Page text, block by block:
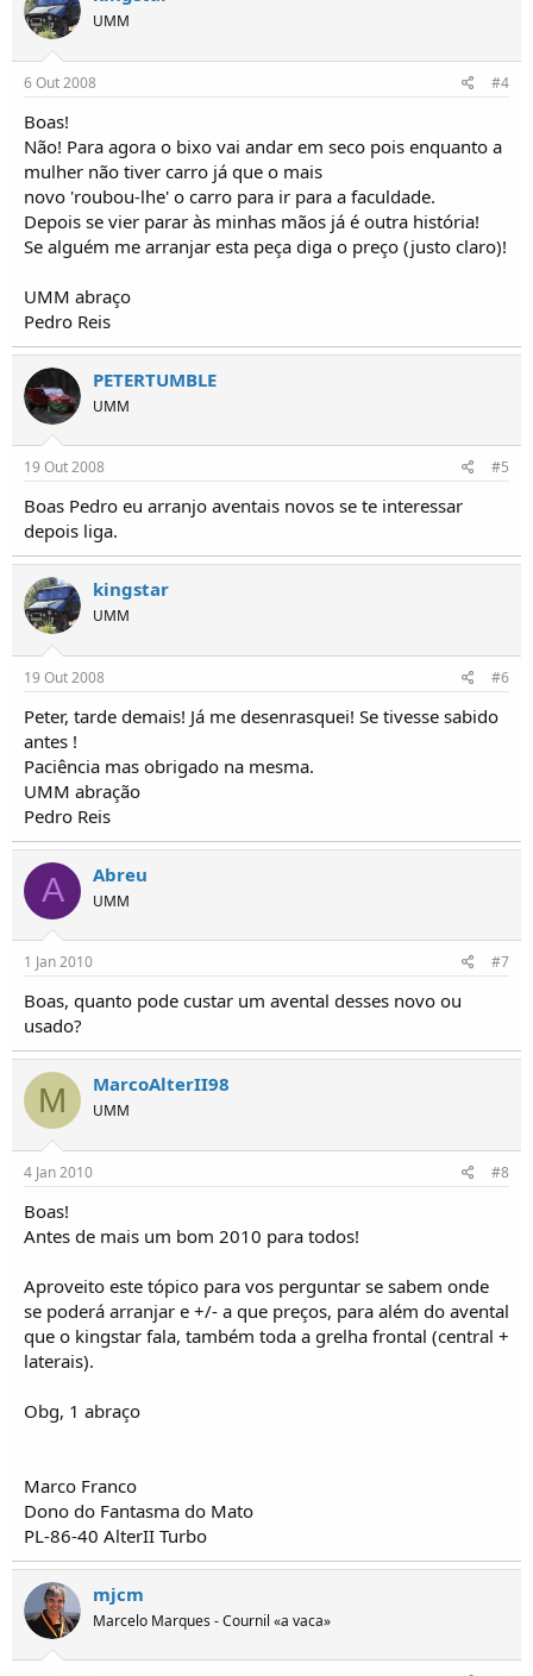
UMM
6 Out 2008 #4
Boas!
Não! Para agora o bixo vai andar em seco pois enquanto a
mulher não tiver carro já que o mais
novo 'roubou-lhe' o carro para ir para a faculdade.
Depois se vier parar às minhas mãos já é outra história!
Se alguém me arranjar esta peça diga o preço (justo claro)!
UMM abraço
Pedro Reis
PETERTUMBLE
UMM
19 Out 2008 #5
Boas Pedro eu arranjo aventais novos se te interessar
depois liga.
kingstar
UMM
19 Out 2008 #6
Peter, tarde demais! Já me desenrasquei! Se tivesse sabido
antes !
Paciência mas obrigado na mesma.
UMM abração
Pedro Reis
A Abreu
UMM
1 Jan 2010 #7
Boas, quanto pode custar um avental desses novo ou
usado?
M MarcoAlterII98
UMM
4 Jan 2010 #8
Boas!
Antes de mais um bom 2010 para todos!
Aproveito este tópico para vos perguntar se sabem onde
se poderá arranjar e +/- a que preços, para além do avental
que o kingstar fala, também toda a grelha frontal (central +
laterais).
Obg, 1 abraço
Marco Franco
Dono do Fantasma do Mato
PL-86-40 AlterII Turbo
mjcm
Marcelo Marques - Cournil «a vaca»